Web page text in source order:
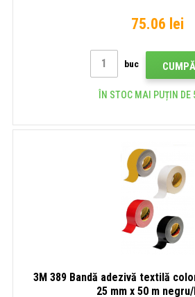
75.06 lei
buc
ÎN STOC MAI PUȚIN DE
3M 389 Bandă adezivă textilă
25 mm x 50 m